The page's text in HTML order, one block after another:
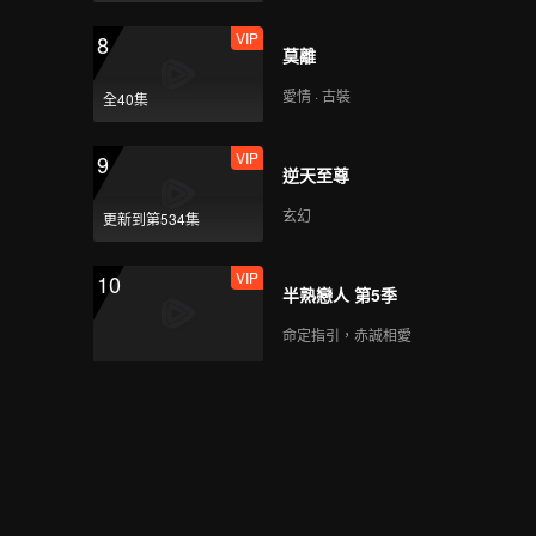
8
全40集
VIP
莫離
愛情 · 古裝
9
更新到第534集
VIP
逆天至尊
玄幻
10 VIP
半熟戀人 第5季
命定指引，赤誠相愛